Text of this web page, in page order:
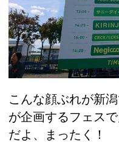
こんな顔ぶれが新
が企画するフェス
だよ、まったく！